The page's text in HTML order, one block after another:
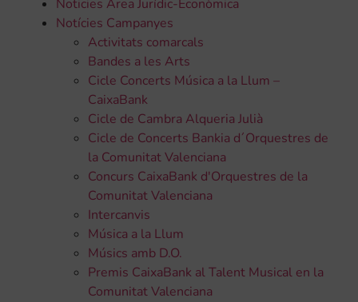
Noticies Àrea Jurídic-Econòmica
Notícies Campanyes
Activitats comarcals
Bandes a les Arts
Cicle Concerts Música a la Llum –
CaixaBank
Cicle de Cambra Alqueria Julià
Cicle de Concerts Bankia d´Orquestres de
la Comunitat Valenciana
Concurs CaixaBank d'Orquestres de la
Comunitat Valenciana
Intercanvis
Música a la Llum
Músics amb D.O.
Premis CaixaBank al Talent Musical en la
Comunitat Valenciana